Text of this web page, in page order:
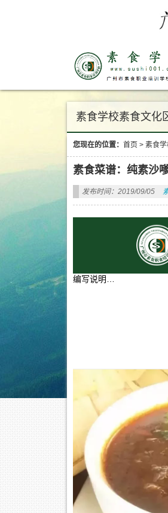
素食学校素食文化
您现在的位置： 首页 > 素食
素食菜谱：纯素沙
发布时间：2019/09/05
编写说明…